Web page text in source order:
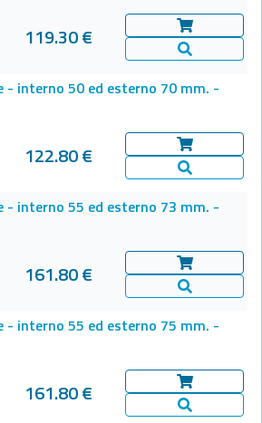
119.30 €
Aggiungi al
Vedi Dettagli
- interno 50 ed esterno 70 mm. -
122.80 €
Aggiungi al
Vedi Dettagli
- interno 55 ed esterno 73 mm. -
161.80 €
Aggiungi al
Vedi Dettagli
- interno 55 ed esterno 75 mm. -
161.80 €
Aggiungi al
Vedi Dettagli